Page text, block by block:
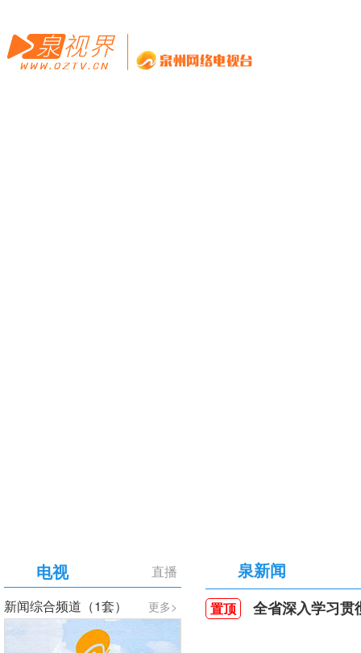
直播
电视
更多>
新闻综合频道（1套）
泉新闻
置顶 全省深入学习贯彻习